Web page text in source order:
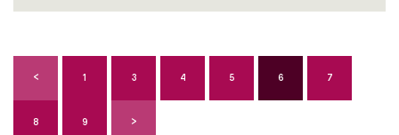
1 3 4 5 6 7
8 9